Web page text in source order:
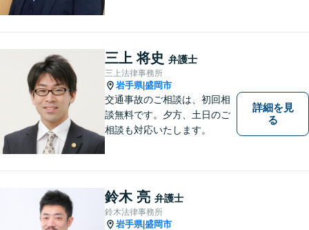
三上 将史 弁護士
三上法律事務所
岩手県|盛岡市
交通事故のご相談は、初回相
談無料です。夕方、土日のご
相談も対応いたします。
詳細を見
る
鈴木 亮 弁護士
鈴木法律事務所
岩手県|盛岡市